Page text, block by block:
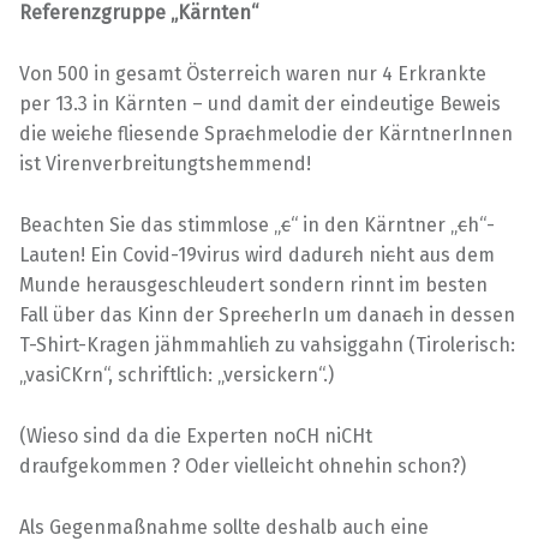
Referenzgruppe „Kärnten“
Von 500 in gesamt Österreich waren nur 4 Erkrankte
per 13.3 in Kärnten – und damit der eindeutige Beweis
die weiche fliesende Sprachmelodie der KärntnerInnen
ist Virenverbreitungtshemmend!
Beachten Sie das stimmlose „c“ in den Kärntner „ch“-
Lauten! Ein Covid-19virus wird dadurch nicht aus dem
Munde herausgeschleudert sondern rinnt im besten
Fall über das Kinn der SprecherIn um danach in dessen
T-Shirt-Kragen jähmmahlich zu vahsiggahn (Tirolerisch:
„vasiCKrn“, schriftlich: „versickern“.)
(Wieso sind da die Experten noCH niCHt
draufgekommen ? Oder vielleicht ohnehin schon?)
Als Gegenmaßnahme sollte deshalb auch eine